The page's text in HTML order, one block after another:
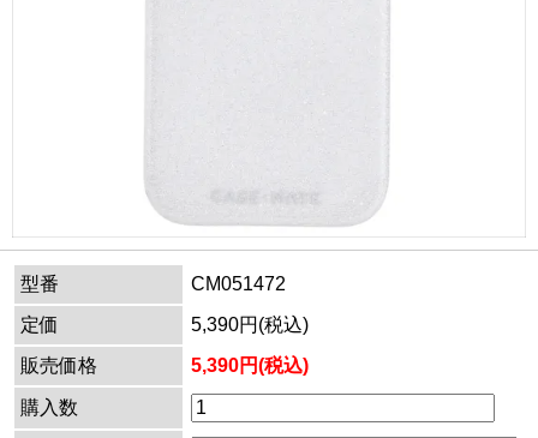
型番
CM051472
定価
5,390円(税込)
販売価格
5,390円(税込)
購入数